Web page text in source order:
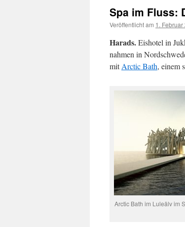
Spa im Fluss:
Veröffentlicht am 1. Februar
Harads.Eishotel in
nahmen in
mitArctic Bath, einem
Arctic Bath im Luleälv im